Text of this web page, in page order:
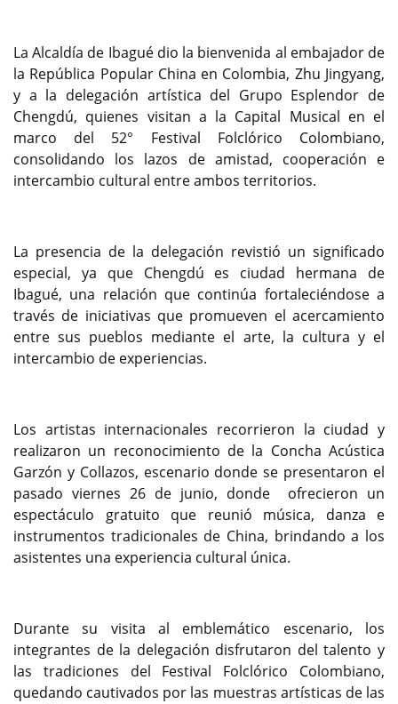
La Alcaldía de Ibagué dio la bienvenida al embajador de
la República Popular China en Colombia, Zhu Jingyang,
y a la delegación artística del Grupo Esplendor de
Chengdú, quienes visitan a la Capital Musical en el
marco del 52° Festival Folclórico Colombiano,
consolidando los lazos de amistad, cooperación e
intercambio cultural entre ambos territorios.
La presencia de la delegación revistió un significado
especial, ya que Chengdú es ciudad hermana de
Ibagué, una relación que continúa fortaleciéndose a
través de iniciativas que promueven el acercamiento
entre sus pueblos mediante el arte, la cultura y el
intercambio de experiencias.
Los artistas internacionales recorrieron la ciudad y
realizaron un reconocimiento de la Concha Acústica
Garzón y Collazos, escenario donde se presentaron el
pasado viernes 26 de junio, donde ofrecieron un
espectáculo gratuito que reunió música, danza e
instrumentos tradicionales de China, brindando a los
asistentes una experiencia cultural única.
Durante su visita al emblemático escenario, los
integrantes de la delegación disfrutaron del talento y
las tradiciones del Festival Folclórico Colombiano,
quedando cautivados por las muestras artísticas de las